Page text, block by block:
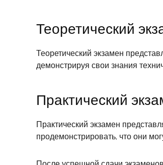
Теоретический
Теоретический экзамен
демонстрируя свои знания
Практический
Практический экзамен
продемонстрировать, что они